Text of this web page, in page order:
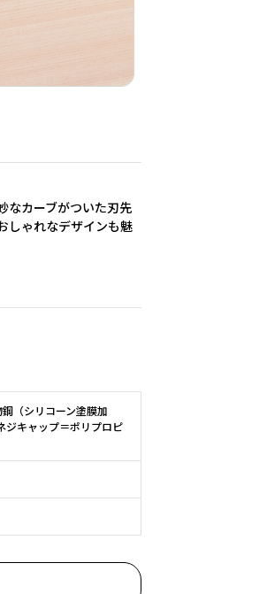
なカーブがついた刃先
しゃれなデザインも魅
（シリコーン塗膜加
ジキャップ＝ポリプロピ